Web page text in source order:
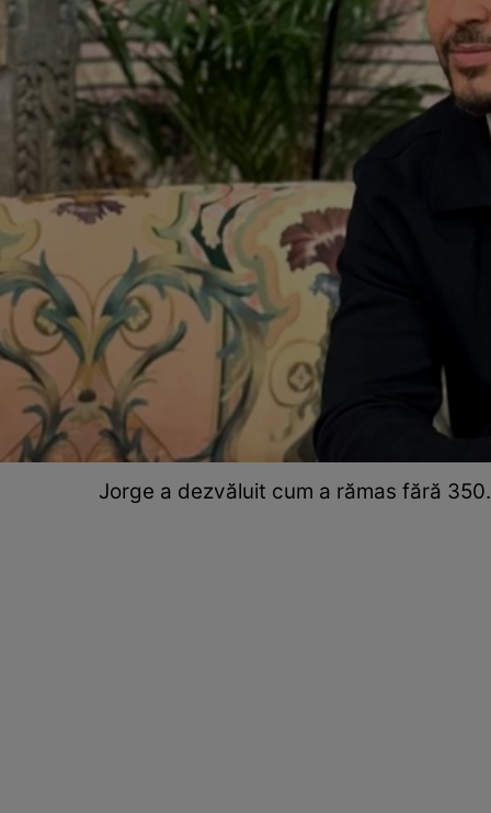
Jorge a dezvăluit cum a rămas fără